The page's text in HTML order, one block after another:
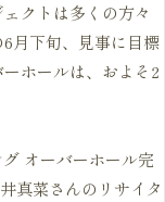
クトは多くの方々
月下旬、見事に目標
ホールは、およそ2
オーバーホール完
真菜さんのリサイタ